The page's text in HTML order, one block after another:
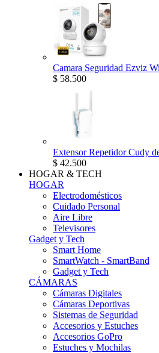
Camara Seguridad Ezviz
$ 58.500
Extensor Repetidor Cudy
$ 42.500
HOGAR & TECH
HOGAR
Electrodomésticos
Cuidado Personal
Aire Libre
Televisores
Gadget y Tech
Smart Home
SmartWatch - SmartBand
Gadget y Tech
CÁMARAS
Cámaras Digitales
Cámaras Deportivas
Sistemas de Seguridad
Accesorios y Estuches
Accesorios GoPro
Estuches y Mochilas